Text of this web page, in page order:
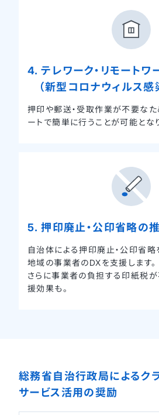
4. テレワーク・リモートワ
（新型コロナウィルス感
押印や郵送・受取作業が不要なた
ートで簡単に行うことが可能とな
5. 押印廃止・公印省略の
自治体による押印廃止・公印省略
地域の事業者のDXを支援します。
さらに事業者の負担する印紙税が
援効果も。
総務省自治行政局によるク
サービス活用の奨励